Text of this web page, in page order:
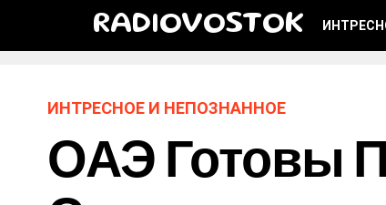
RADIOVOSTOK
ИНТРЕСНОЕ И НЕПОЗНАННОЕ
ОАЭ Готовы